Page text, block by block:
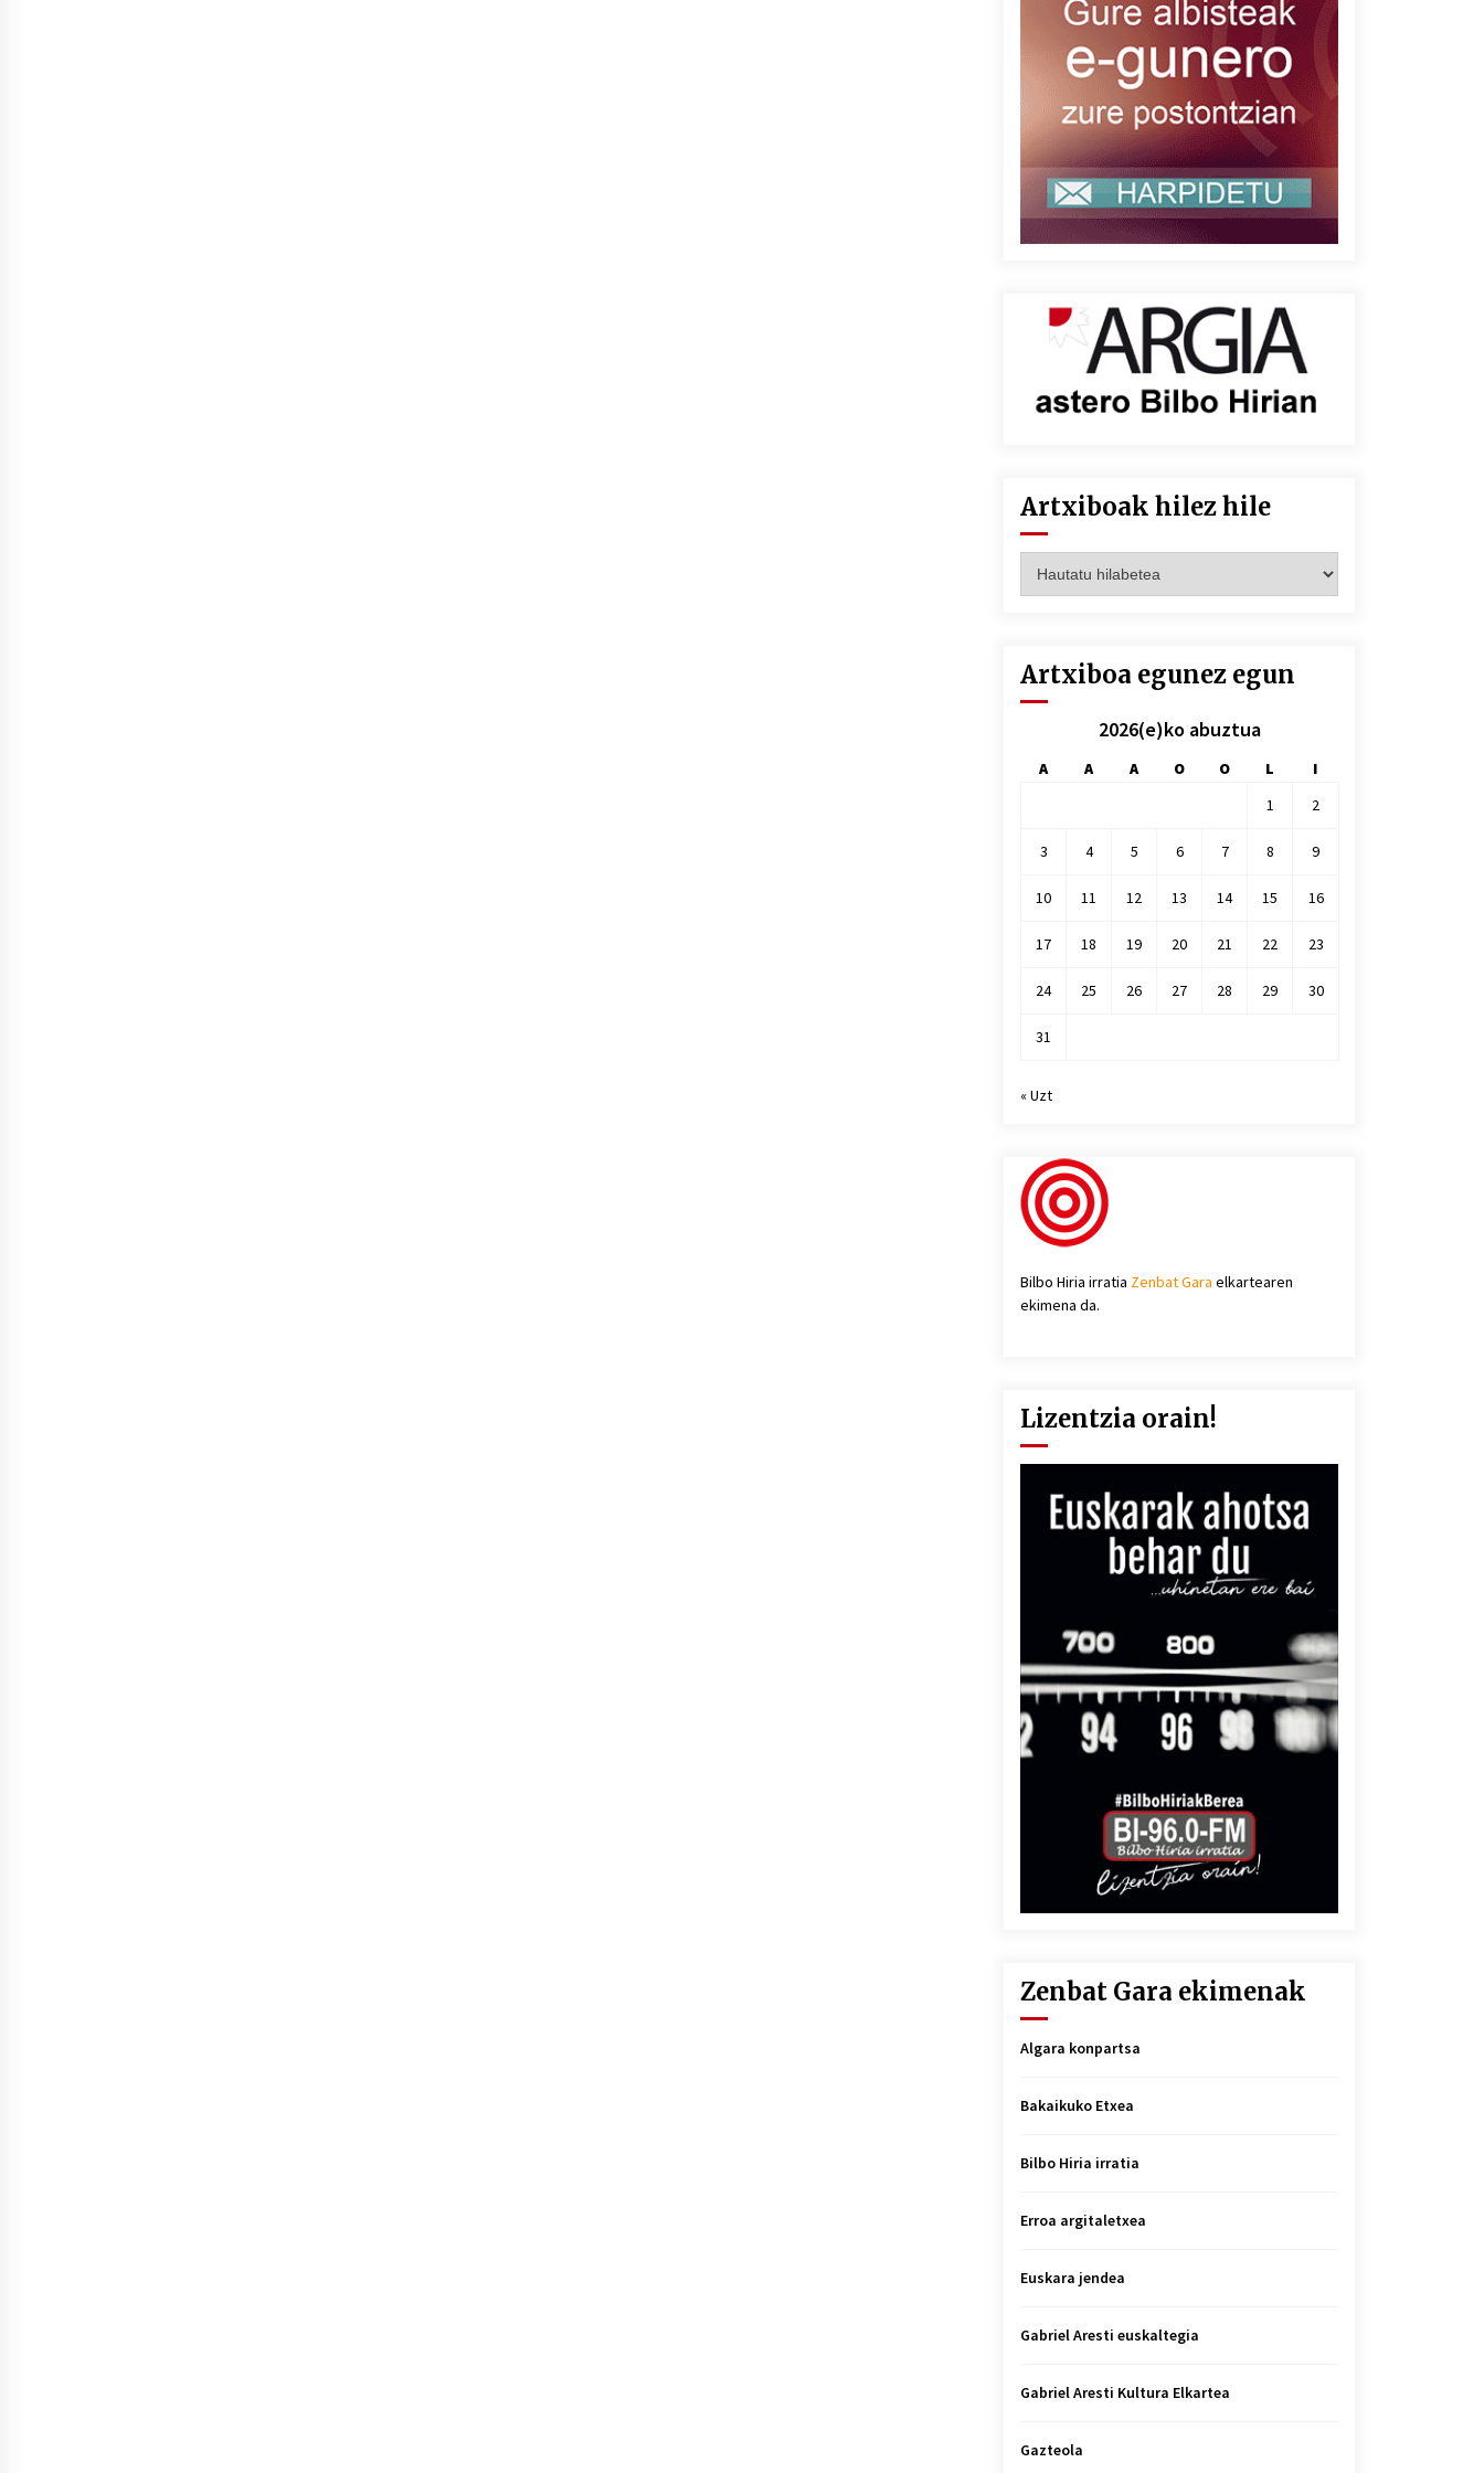
Artxiboak hilez hile
hilez
Artxiboa egunez egun
2026(e)ko abuztua
A A A O O L
I
1
2
3 4 5 6 7 8 9
10 11 12 13 14 15 16
17 18 19 20 21 22 23
24 25 26 27 28 29 30
31
« Uzt
Bilbo Hiria irratia Zenbat Gara elkartearen
ekimena da.
Lizentzia orain!
Zenbat Gara ekimenak
Algara konpartsa
Bakaikuko Etxea
Bilbo Hiria irratia
Erroa argitaletxea
Euskara jendea
Gabriel Aresti euskaltegia
Gabriel Aresti Kultura Elkartea
Gazteola